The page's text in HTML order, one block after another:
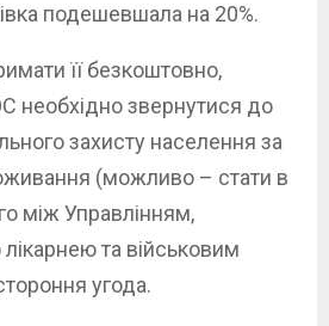
подешевшала на 20%.
її безкоштовно,
необхідно звернутися до
захисту населення за
(можливо – стати в
між Управлінням,
та військовим
угода.